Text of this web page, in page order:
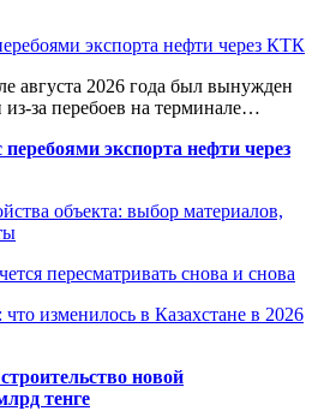
экспорта нефти через КТК
августа 2026 года был вынужден
за перебоев на терминале…
перебоями экспорта нефти через
объекта: выбор материалов,
пересматривать снова и снова
изменилось в Казахстане в 2026
новой
тенге